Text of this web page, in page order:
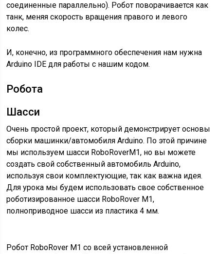
соединенные параллельно). Робот поворачивается как
танк, меняя скорость вращения правого и левого
колес.
И, конечно, из программного обеспечения нам нужна
Arduino IDE для работы с нашим кодом.
Робота
Шасси
Очень простой проект, который демонстрирует основы
сборки машинки/автомобиля Arduino. По этой причине
мы используем шасси RoboRoverM1, но вы можете
создать свой собственный автомобиль Arduino,
используя свои комплектующие, так как важна идея.
Для урока мы будем использовать свое собственное
роботизированное шасси RoboRover M1,
полноприводное шасси из пластика 4 мм.
Робот RoboRover M1 со всей установленной